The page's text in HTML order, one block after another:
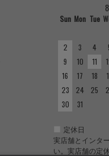
8
Sun Mon Tue
2
3 4
9
10 11
16
17 18
23
24 25
30
31
定休日
実店舗とインタ
い。実店舗の定